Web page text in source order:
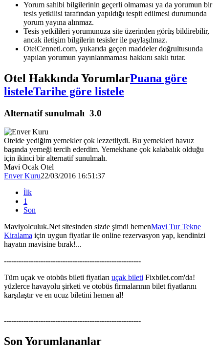
Yorum sahibi bilgilerinin geçerli olmaması ya da yorumun bir
tesis yetkilisi tarafından yapıldığı tespit edilmesi durumunda
yorum yayına alınmaz.
Tesis yetkilileri yorumunuza site üzerinden görüş bildirebilir,
ancak iletişim bilgilerin tesisler ile paylaşılmaz.
OtelCenneti.com, yukarıda geçen maddeler doğrultusunda
yapılan yorumun yayınlanmaması hakkını saklı tutar.
Otel Hakkında YorumlarPuana göre
listeleTarihe göre listele
Alternatif sunulmalı 3.0
Otelde yediğim yemekler çok lezzetliydi. Bu yemekleri havuz
başında yemeği tercih ederdim. Yemekhane çok kalabalık olduğu
için ikinci bir alternatif sunulmalı.
Mavi Ocak Otel
Enver Kuru22/03/2016 16:51:37
İlk
1
Son
Maviyolculuk.Net sitesinden sizde şimdi hemenMavi Tur Tekne
Kiralama için uygun fiyatlar ile online rezervasyon yap, kendinizi
hayatın mavisine bırak!...
--------------------------------------------------------
Tüm uçak ve otobüs bileti fiyatları uçak bileti Fixbilet.com'da!
yüzlerce havayolu şirketi ve otobüs firmalarının bilet fiyatlarını
karşılaştır ve en ucuz biletini hemen al!
--------------------------------------------------------
Son Yorumlananlar